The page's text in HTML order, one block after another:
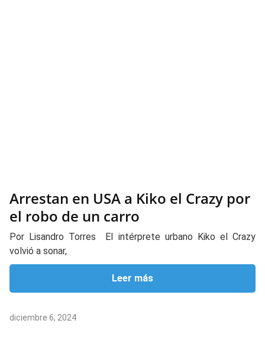
Arrestan en USA a Kiko el Crazy por
el robo de un carro
Por Lisandro Torres El intérprete urbano Kiko el Crazy
volvió a sonar,
Leer más
diciembre 6, 2024